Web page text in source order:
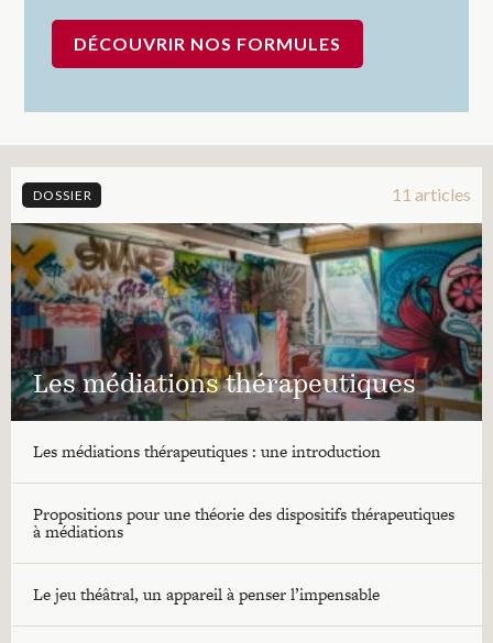
DÉCOUVRIR NOS FORMULES
DOSSIER 11 articles
Les médiations thérapeutiques
Les médiations thérapeutiques : une introduction
Propositions pour une théorie des dispositifs thérapeutiques
à médiations
Le jeu théâtral, un appareil à penser l’impensable